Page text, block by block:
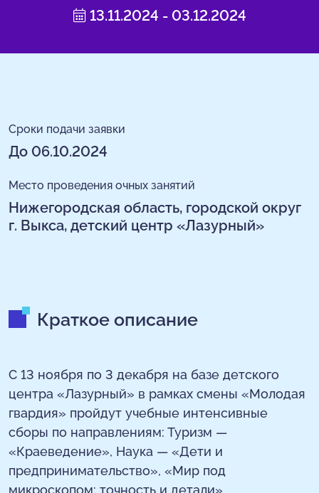
13.11.2024 - 03.12.2024
Сроки подачи заявки
До 06.10.2024
Место проведения очных занятий
Нижегородская область, городской округ
г. Выкса, детский центр «Лазурный»
Краткое описание
С 13 ноября по 3 декабря на базе детского
центра «Лазурный» в рамках смены «Молодая
гвардия» пройдут учебные интенсивные
сборы по направлениям: Туризм —
«Краеведение», Наука — «Дети и
предпринимательство», «Мир под
микроскопом: точность и детали»